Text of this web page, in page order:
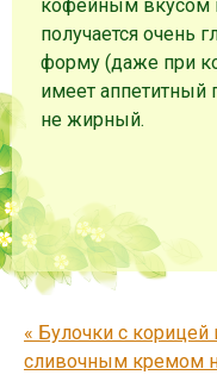
кофейным вкусом
получается очень
форму (даже при
имеет аппетитный
не жирный.
Запись
« Булочки с корицей
сливочным кремом